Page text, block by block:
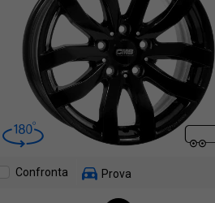
Confronta Prova